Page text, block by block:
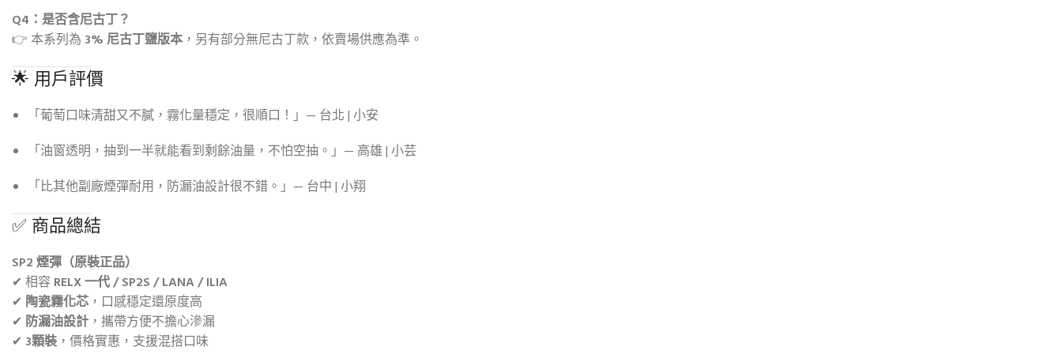
Q4：是否含尼古丁？
👉 本系列為 3% 尼古丁鹽版本 ，另有部分無尼古丁款，依賣場供應為準。
🌟 用戶評價
「葡萄口味清甜又不膩，霧化量穩定，很順口！」— 台北 | 小安
「油窗透明，抽到一半就能看到剩餘油量，不怕空抽。」— 高雄 | 小芸
「比其他副廠煙彈耐用，防漏油設計很不錯。」— 台中 | 小翔
✅ 商品總結
SP2 煙彈（原裝正品）
✔ 相容 RELX 一代 / SP2S / LANA / ILIA
✔ 陶瓷霧化芯 ，口感穩定還原度高
✔ 防漏油設計 ，攜帶方便不擔心滲漏
✔ 3顆裝 ，價格實惠，支援混搭口味